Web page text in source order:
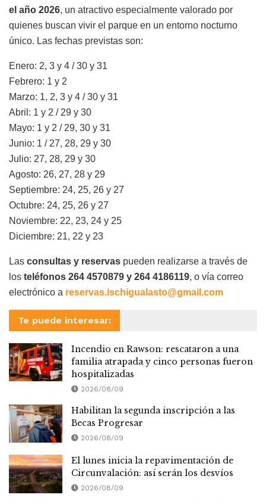
el año 2026, un atractivo especialmente valorado por
quienes buscan vivir el parque en un entorno nocturno
único. Las fechas previstas son:
Enero: 2, 3 y 4 / 30 y 31
Febrero: 1 y 2
Marzo: 1, 2, 3 y 4 / 30 y 31
Abril: 1 y 2 / 29 y 30
Mayo: 1 y 2 / 29, 30 y 31
Junio: 1 / 27, 28, 29 y 30
Julio: 27, 28, 29 y 30
Agosto: 26, 27, 28 y 29
Septiembre: 24, 25, 26 y 27
Octubre: 24, 25, 26 y 27
Noviembre: 22, 23, 24 y 25
Diciembre: 21, 22 y 23
Las consultas y reservas pueden realizarse a través de
los teléfonos 264 4570879 y 264 4186119, o vía correo
electrónico a reservas.ischigualasto@gmail.com
Te puede interesar:
Incendio en Rawson: rescataron a una
familia atrapada y cinco personas fueron
hospitalizadas
2026/08/09
Habilitan la segunda inscripción a las
Becas Progresar
2026/08/09
El lunes inicia la repavimentación de
Circunvalación: así serán los desvíos
2026/08/09